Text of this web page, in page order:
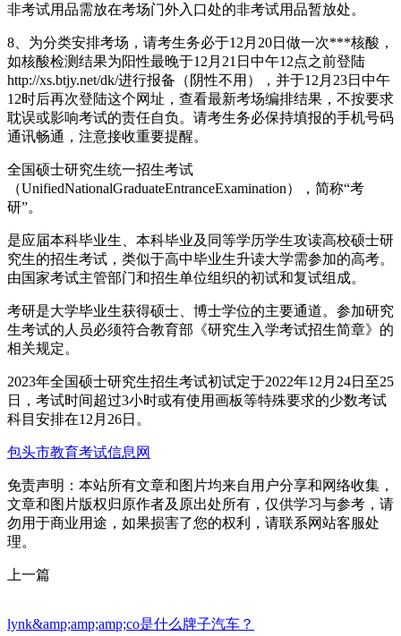
非考试用品需放在考场门外入口处的非考试用品暂放处。
8、为分类安排考场，请考生务必于12月20日做一次***核酸，
如核酸检测结果为阳性最晚于12月21日中午12点之前登陆
http://xs.btjy.net/dk/进行报备（阴性不用），并于12月23日中午
12时后再次登陆这个网址，查看最新考场编排结果，不按要求
耽误或影响考试的责任自负。请考生务必保持填报的手机号码
通讯畅通，注意接收重要提醒。
全国硕士研究生统一招生考试
（UnifiedNationalGraduateEntranceExamination），简称“考
研”。
是应届本科毕业生、本科毕业及同等学历学生攻读高校硕士研
究生的招生考试，类似于高中毕业生升读大学需参加的高考。
由国家考试主管部门和招生单位组织的初试和复试组成。
考研是大学毕业生获得硕士、博士学位的主要通道。参加研究
生考试的人员必须符合教育部《研究生入学考试招生简章》的
相关规定。
2023年全国硕士研究生招生考试初试定于2022年12月24日至25
日，考试时间超过3小时或有使用画板等特殊要求的少数考试
科目安排在12月26日。
包头市教育考试信息网
免责声明：本站所有文章和图片均来自用户分享和网络收集，
文章和图片版权归原作者及原出处所有，仅供学习与参考，请
勿用于商业用途，如果损害了您的权利，请联系网站客服处
理。
上一篇
lynk&amp;amp;amp;co是什么牌子汽车？